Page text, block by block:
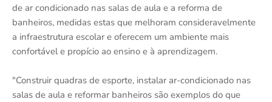
de ar condicionado nas salas de aula e a reforma de
banheiros, medidas estas que melhoram consideravelmente
a infraestrutura escolar e oferecem um ambiente mais
confortável e propício ao ensino e à aprendizagem.
"Construir quadras de esporte, instalar ar-condicionado nas
salas de aula e reformar banheiros são exemplos do que